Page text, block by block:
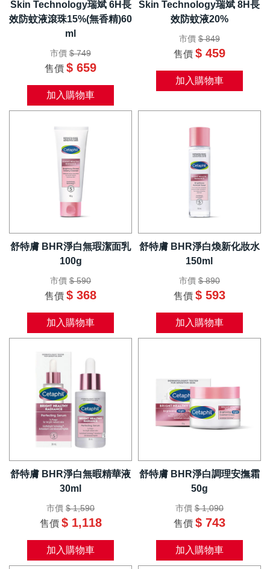
Skin Technology瑞斌 6H長
效防蚊液滾珠15%(無香精)60
ml
市價 $ 749
售價 $ 659
加入購物車
Skin Technology瑞斌 8H長
效防蚊液20%
市價 $ 849
售價 $ 459
加入購物車
舒特膚 BHR淨白無瑕潔面乳
100g
市價 $ 590
售價 $ 368
加入購物車
舒特膚 BHR淨白煥新化妝水
150ml
市價 $ 890
售價 $ 593
加入購物車
舒特膚 BHR淨白無暇精華液
30ml
市價 $ 1,590
售價 $ 1,118
加入購物車
舒特膚 BHR淨白調理安撫霜
50g
市價 $ 1,090
售價 $ 743
加入購物車